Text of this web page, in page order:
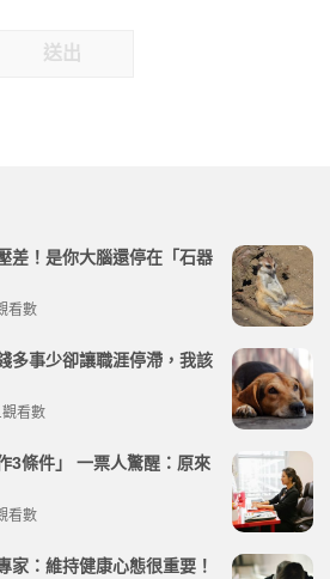
送出
差！是你大腦還停在「石器
看數
多事少卻讓職涯停滯，我該
看數
3條件」 一票人驚醒：原來
看數
家：維持健康心態很重要！